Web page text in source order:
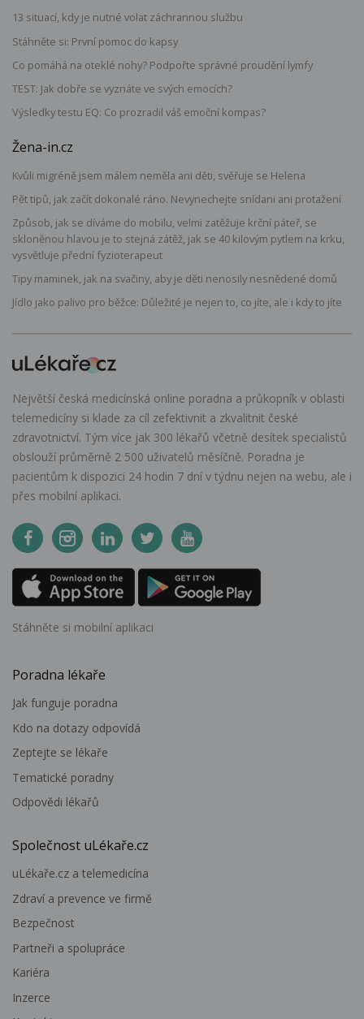
13 situací, kdy je nutné volat záchrannou službu
Stáhněte si: První pomoc do kapsy
Co pomáhá na oteklé nohy? Podpořte správné proudění lymfy
TEST: Jak dobře se vyznáte ve svých emocích?
Výsledky testu EQ: Co prozradil váš emoční kompas?
Žena-in.cz
Kvůli migréně jsem málem neměla ani děti, svěřuje se Helena
Pět tipů, jak začít dokonalé ráno. Nevynechejte snídani ani protažení
Způsob, jak se díváme do mobilu, velmi zatěžuje krční páteř, se
skloněnou hlavou je to stejná zátěž, jak se 40 kilovým pytlem na krku,
vysvětluje přední fyzioterapeut
Tipy maminek, jak na svačiny, aby je děti nenosily nesnědené domů
Jídlo jako palivo pro běžce: Důležité je nejen to, co jíte, ale i kdy to jíte
Největší česká medicínská online poradna a průkopník v oblasti
telemedicíny si klade za cíl zefektivnit a zkvalitnit české
zdravotnictví. Tým více jak 300 lékařů včetně desítek specialistů
obslouží průměrně 2 500 uživatelů měsíčně. Poradna je
pacientům k dispozici 24 hodin 7 dní v týdnu nejen na webu, ale i
přes mobilní aplikaci.
Stáhněte si mobilní aplikaci
Poradna lékaře
Jak funguje poradna
Kdo na dotazy odpovídá
Zeptejte se lékaře
Tematické poradny
Odpovědi lékařů
Společnost uLékaře.cz
uLékaře.cz a telemedicína
Zdraví a prevence ve firmě
Bezpečnost
Partneři a spolupráce
Kariéra
Inzerce